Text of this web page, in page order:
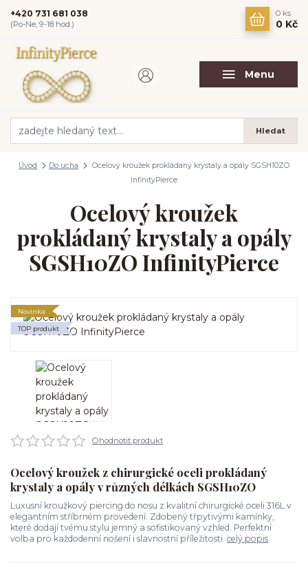
Menu
Hledat
+420 731 681 038
(Po-Ne, 9-18 hod.)
0 ks
0 Kč
Úvod Do ucha
Ocelový kroužek prokládaný krystaly a opály SGSH10ZO
InfinityPierce
Ocelový kroužek
prokládaný krystaly a opály
SGSH10ZO InfinityPierce
Novinka
TOP produkt
Ohodnotit produkt
Ocelový kroužek z chirurgické oceli prokládaný
krystaly a opály v různých délkách SGSH10ZO
Luxusní kroužkový piercing do nosu z kvalitní chirurgické oceli 316L v
elegantním stříbrném provedení. Zdobený třpytivými kamínky,
které dodají tvému stylu jemný a sofistikovaný vzhled. Perfektní
volba pro každodenní nošení i slavnostní příležitosti. celý popis